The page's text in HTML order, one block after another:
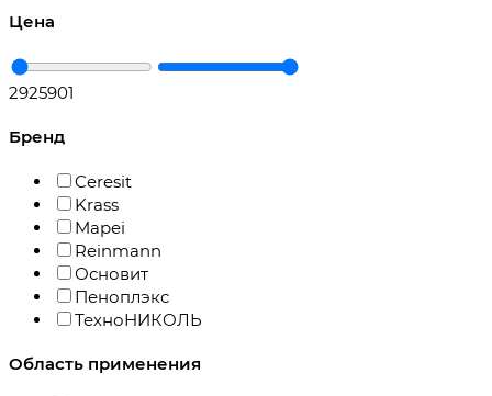
Цена
2925901
Бренд
Ceresit
Krass
Mapei
Reinmann
Основит
Пеноплэкс
ТехноНИКОЛЬ
Область применения